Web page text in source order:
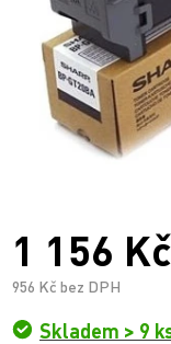
1 156 Kč
956 Kč bez DPH
Skladem > 9